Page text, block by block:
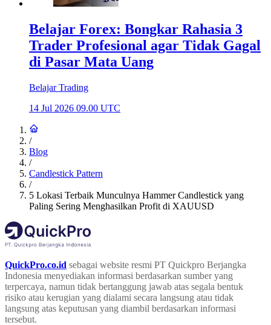
Belajar Forex: Bongkar Rahasia 3
Trader Profesional agar Tidak Gagal
di Pasar Mata Uang
Belajar Trading
14 Jul 2026 09.00 UTC
/
Blog
/
Candlestick Pattern
/
5 Lokasi Terbaik Munculnya Hammer Candlestick yang
Paling Sering Menghasilkan Profit di XAUUSD
QuickPro.co.id sebagai website resmi PT Quickpro Berjangka
Indonesia menyediakan informasi berdasarkan sumber yang
terpercaya, namun tidak bertanggung jawab atas segala bentuk
risiko atau kerugian yang dialami secara langsung atau tidak
langsung atas keputusan yang diambil berdasarkan informasi
tersebut.